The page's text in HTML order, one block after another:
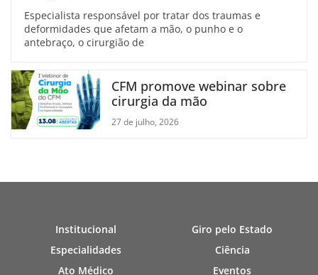
Especialista responsável por tratar dos traumas e
deformidades que afetam a mão, o punho e o
antebraço, o cirurgião de
CFM promove webinar sobre
cirurgia da mão
27 de julho, 2026
Institucional
Especialidades
Ato Médico
Giro pelo Estado
Ciência
Eventos